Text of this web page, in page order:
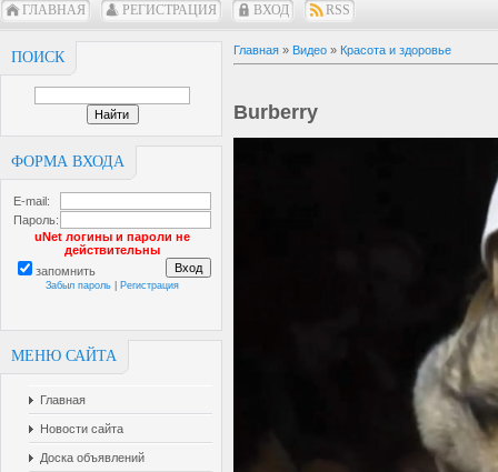
ГЛАВНАЯ РЕГИСТРАЦИЯ ВХОД RSS
ПОИСК
ФОРМА ВХОДА
E-mail:
Пароль:
uNet логины и пароли не
действительны
запомнить
Забыл пароль Регистрация
МЕНЮ САЙТА
Главная
Новости сайта
Доска объявлений
Главная » Видео » Красота и здоровье
Burberry